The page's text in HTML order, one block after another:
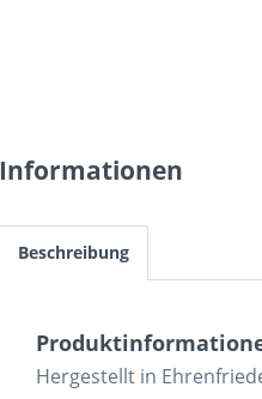
Informationen
Beschreibung
Hergestellt in